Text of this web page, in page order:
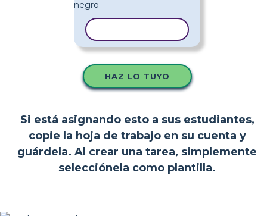
HAZ LO TUYO
Si está asignando esto a sus estudiantes,
copie la hoja de trabajo en su cuenta y
guárdela. Al crear una tarea, simplemente
selecciónela como plantilla.